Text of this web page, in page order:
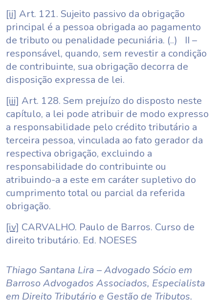
[ii] Art. 121. Sujeito passivo da obrigação
principal é a pessoa obrigada ao pagamento
de tributo ou penalidade pecuniária. (..) II –
responsável, quando, sem revestir a condição
de contribuinte, sua obrigação decorra de
disposição expressa de lei.
[iii] Art. 128. Sem prejuízo do disposto neste
capítulo, a lei pode atribuir de modo expresso
a responsabilidade pelo crédito tributário a
terceira pessoa, vinculada ao fato gerador da
respectiva obrigação, excluindo a
responsabilidade do contribuinte ou
atribuindo-a a este em caráter supletivo do
cumprimento total ou parcial da referida
obrigação.
[iv] CARVALHO. Paulo de Barros. Curso de
direito tributário. Ed. NOESES
Thiago Santana Lira – Advogado Sócio em
Barroso Advogados Associados, Especialista
em Direito Tributário e Gestão de Tributos.